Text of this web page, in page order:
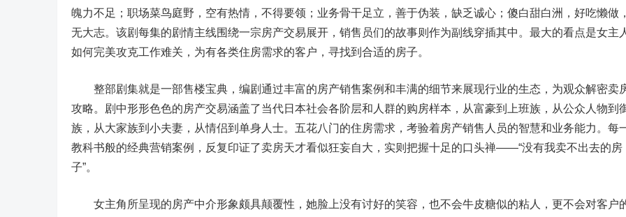
魄力不足；职场菜鸟庭野，空有热情，不得要领；业务骨干足立，善于伪装，缺乏诚心；傻白甜白洲，好吃懒做
无大志。该剧每集的剧情主线围绕一宗房产交易展开，销售员们的故事则作为副线穿插其中。最大的看点是女主
如何完美攻克工作难关，为有各类住房需求的客户，寻找到合适的房子。
整部剧集就是一部售楼宝典，编剧通过丰富的房产销售案例和丰满的细节来展现行业的生态，为观众解密卖
攻略。剧中形形色色的房产交易涵盖了当代日本社会各阶层和人群的购房样本，从富豪到上班族，从公众人物到
族，从大家族到小夫妻，从情侣到单身人士。五花八门的住房需求，考验着房产销售人员的智慧和业务能力。每
教科书般的经典营销案例，反复印证了卖房天才看似狂妄自大，实则把握十足的口头禅——“没有我卖不出去的房
子”。
女主角所呈现的房产中介形象颇具颠覆性，她脸上没有讨好的笑容，也不会牛皮糖似的粘人，更不会对客户